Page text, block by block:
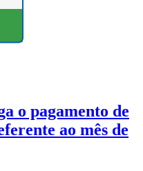
o pagamento de
ao mês de